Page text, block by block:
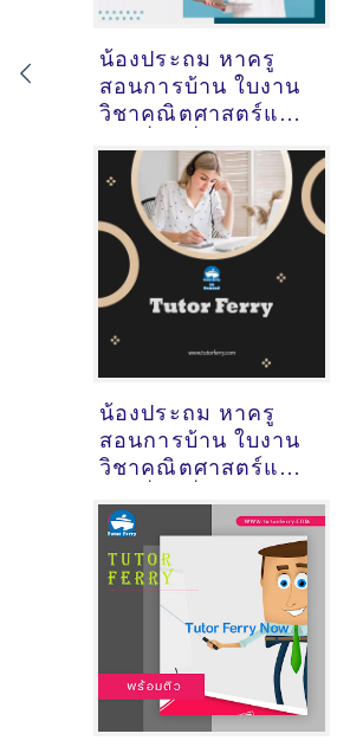
น้องประถม หาครู
สอนการบ้าน ใบงาน
วิชาคณิตศาสตร์และ
ฉะเชิงเทรา
น้องประถม หาครู
สอนการบ้าน ใบงาน
วิชาคณิตศาสตร์และ